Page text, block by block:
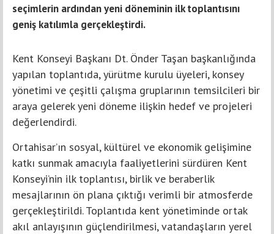
seçimlerin ardından yeni döneminin ilk toplantısını
geniş katılımla gerçekleştirdi.
Kent Konseyi Başkanı Dt. Önder Taşan başkanlığında
yapılan toplantıda, yürütme kurulu üyeleri, konsey
yönetimi ve çeşitli çalışma gruplarının temsilcileri bir
araya gelerek yeni döneme ilişkin hedef ve projeleri
değerlendirdi.
Ortahisar’ın sosyal, kültürel ve ekonomik gelişimine
katkı sunmak amacıyla faaliyetlerini sürdüren Kent
Konseyi’nin ilk toplantısı, birlik ve beraberlik
mesajlarının ön plana çıktığı verimli bir atmosferde
gerçekleştirildi. Toplantıda kent yönetiminde ortak
akıl anlayışının güçlendirilmesi, vatandaşların yerel